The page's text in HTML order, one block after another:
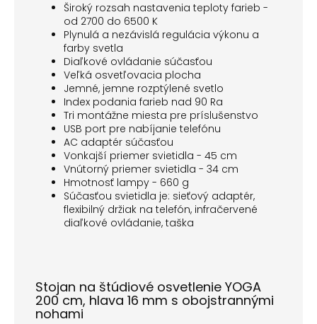
Široký rozsah nastavenia teploty farieb -
od 2700 do 6500 K
Plynulá a nezávislá regulácia výkonu a
farby svetla
Diaľkové ovládanie súčasťou
Veľká osvetľovacia plocha
Jemné, jemne rozptýlené svetlo
Index podania farieb nad 90 Ra
Tri montážne miesta pre príslušenstvo
USB port pre nabíjanie telefónu
AC adaptér súčasťou
Vonkajší priemer svietidla - 45 cm
Vnútorný priemer svietidla - 34 cm
Hmotnosť lampy - 660 g
Súčasťou svietidla je: sieťový adaptér,
flexibilný držiak na telefón, infračervené
diaľkové ovládanie, taška
Stojan na štúdiové osvetlenie YOGA
200 cm, hlava 16 mm s obojstrannými
nohami